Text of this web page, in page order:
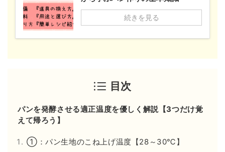
続きを見る
目次
パンを発酵させる適正温度を優しく解説【3つだけ覚
えて帰ろう】
①：パン生地のこね上げ温度【28～30℃】